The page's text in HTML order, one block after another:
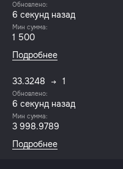
Обновлено:
7 секунд назад
Мин сумма:
1 500
Подробнее
33.3248 1
Обновлено:
7 секунд назад
Мин сумма:
3 998.9789
Подробнее